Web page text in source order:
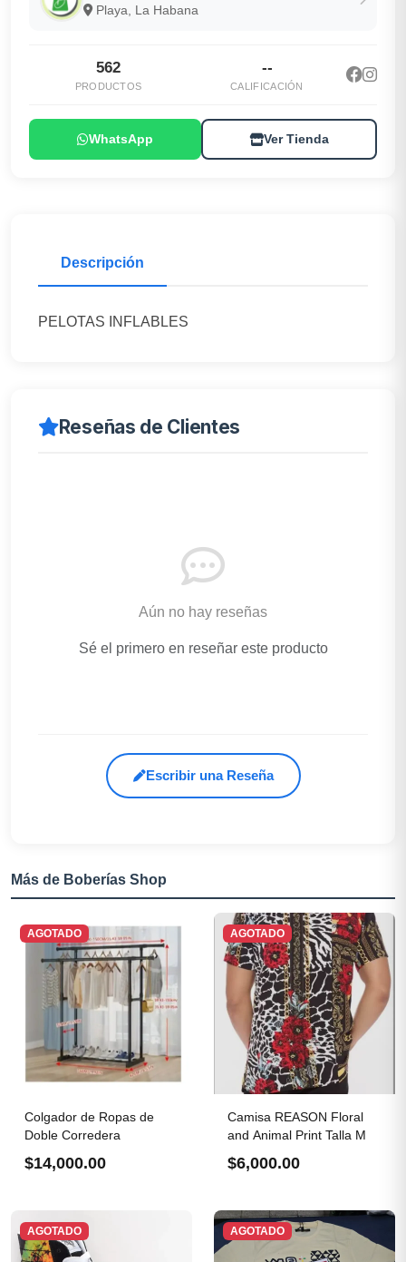
Playa, La Habana
562
PRODUCTOS
--
CALIFICACIÓN
WhatsApp Ver Tienda
Descripción
PELOTAS INFLABLES
Reseñas de Clientes
Aún no hay reseñas
Sé el primero en reseñar este producto
Escribir una Reseña
Más de Boberías Shop
AGOTADO
Colgador de Ropas de
Doble Corredera
$14,000.00
AGOTADO
Camisa REASON Floral
and Animal Print Talla M
$6,000.00
AGOTADO AGOTADO